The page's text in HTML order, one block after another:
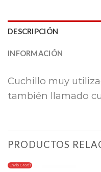
DESCRIPCIÓN
INFORMACIÓN
Cuchillo muy
también llamado
PRODUCTOS
Envio Gratis